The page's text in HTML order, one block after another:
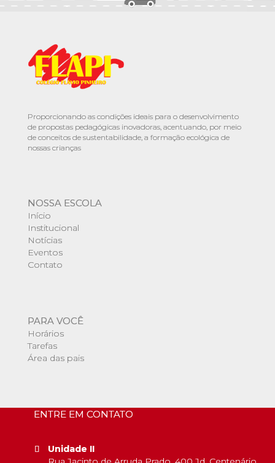
Proporcionando as condições ideais para o desenvolvimento
de propostas pedagógicas inovadoras, acentuando, por meio
de conceitos de sustentabilidade, a formação ecológica de
nossas crianças
NOSSA ESCOLA
Início
Institucional
Notícias
Eventos
Contato
PARA VOCÊ
Horários
Tarefas
Área das pais
ENTRE EM CONTATO
Unidade II